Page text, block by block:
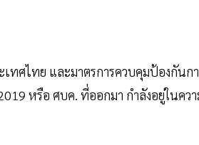
เทศไทย และมาตรการควบคุมป้องกันก
หรือ ศบค. ที่ออกมา กำลังอยู่ในคว